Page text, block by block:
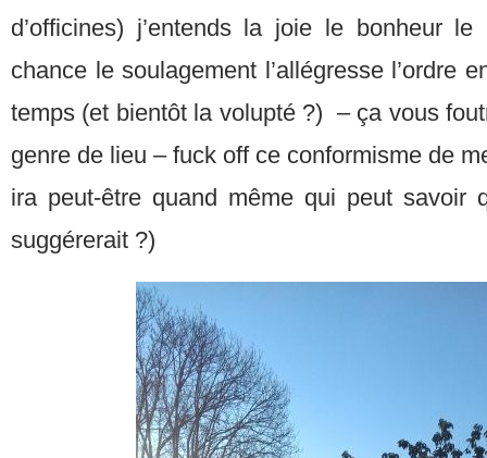
d’officines) j’entends la joie le bonheur
chance le soulagement l’allégresse l’ordre
temps (et bientôt la volupté ?) – ça vous
genre de lieu – fuck off ce conformisme de
ira peut-être quand même qui peut savoir
suggérerait ?)